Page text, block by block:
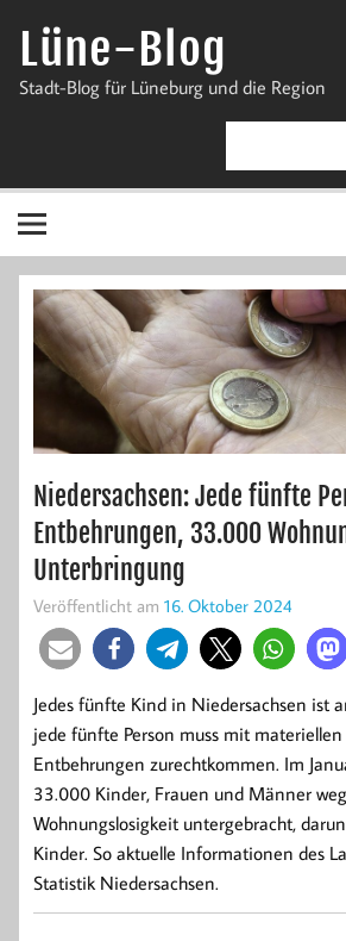
InhaltLüne-Blog
Stadt-Blog für Lüneburg und die Region
Niedersachsen: Jede fünfte
Entbehrungen, 33.000
Unterbringung
Veröffentlicht am 16. Oktober 2024
Jedes fünfte Kind in Niedersachsen ist
jede fünfte Person muss mit
Entbehrungen zurechtkommen. Im
33.000 Kinder, Frauen und Männer
Wohnungslosigkeit untergebracht,
Kinder. So aktuelle Informationen des
Statistik Niedersachsen.